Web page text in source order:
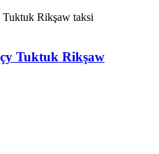
Tuktuk Rikşaw